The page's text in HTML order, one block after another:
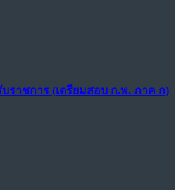
ราชการ (เตรียมสอบ ก.พ. ภาค ก)